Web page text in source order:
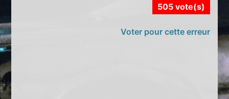
505 vote(s)
Voter pour cette erreur